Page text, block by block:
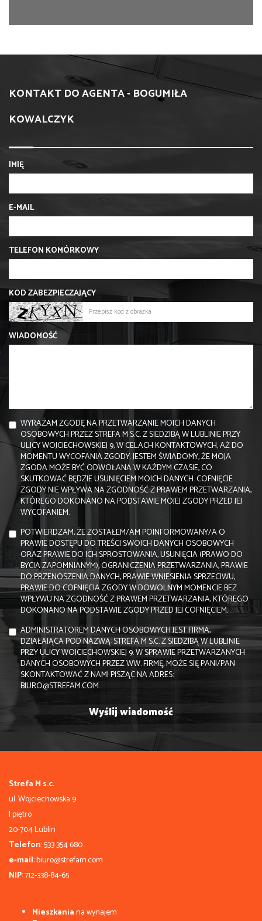
KONTAKT DO AGENTA - BOGUMIŁA
KOWALCZYK
IMIĘ
E-MAIL
TELEFON KOMÓRKOWY
KOD ZABEZPIECZAJĄCY
WIADOMOŚĆ
WYRAŻAM ZGODĘ NA PRZETWARZANIE MOICH DANYCH
OSOBOWYCH PRZEZ STREFA M S.C. Z SIEDZIBĄ W LUBLINIE PRZY
ULICY WOJCIECHOWSKIEJ 9, W CELACH KONTAKTOWYCH, AŻ DO
MOMENTU WYCOFANIA ZGODY. JESTEM ŚWIADOMY, ŻE MOJA
ZGODA MOŻE BYĆ ODWOŁANA W KAŻDYM CZASIE, CO
SKUTKOWAĆ BĘDZIE USUNIĘCIEM MOICH DANYCH. COFNIĘCIE
ZGODY NIE WPŁYWA NA ZGODNOŚĆ Z PRAWEM PRZETWARZANIA,
KTÓREGO DOKONANO NA PODSTAWIE MOJEJ ZGODY PRZED JEJ
WYCOFANIEM.
POTWIERDZAM, ŻE ZOSTAŁEM/AM POINFORMOWANY/A O
PRAWIE DOSTĘPU DO TREŚCI SWOICH DANYCH OSOBOWYCH
ORAZ PRAWIE DO ICH SPROSTOWANIA, USUNIĘCIA (PRAWO DO
BYCIA ZAPOMNIANYM), OGRANICZENIA PRZETWARZANIA, PRAWIE
DO PRZENOSZENIA DANYCH, PRAWIE WNIESIENIA SPRZECIWU,
PRAWIE DO COFNIĘCIA ZGODY W DOWOLNYM MOMENCIE BEZ
WPŁYWU NA ZGODNOŚĆ Z PRAWEM PRZETWARZANIA, KTÓREGO
DOKONANO NA PODSTAWIE ZGODY PRZED JEJ COFNIĘCIEM.
ADMINISTRATOREM DANYCH OSOBOWYCH JEST FIRMA,
DZIAŁAJĄCA POD NAZWĄ: STREFA M S.C. Z SIEDZIBĄ W LUBLINIE
PRZY ULICY WOJCIECHOWSKIEJ 9. W SPRAWIE PRZETWARZANYCH
DANYCH OSOBOWYCH PRZEZ WW. FIRMĘ, MOŻE SIĘ PANI/PAN
SKONTAKTOWAĆ Z NAMI PISZĄC NA ADRES:
BIURO@STREFAM.COM.
Strefa M s.c.
ul. Wojciechowska 9
I piętro
20-704 Lublin
Telefon: 533 354 680
e-mail: biuro@strefam.com
NIP: 712-338-84-65
Mieszkaniana wynajem